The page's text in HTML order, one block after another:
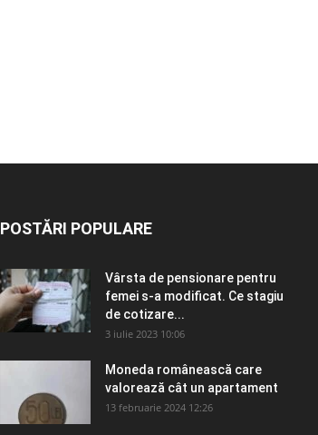
POSTĂRI POPULARE
Vârsta de pensionare pentru
femei s-a modificat. Ce stagiu
de cotizare...
3 iulie 2023 10:06
Moneda românească care
valorează cât un apartament
13 februarie 2024 12:26